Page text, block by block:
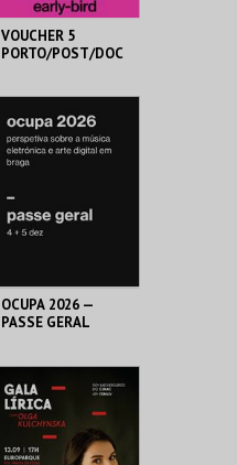
VOUCHER 5
PORTO/POST/DOC
AQUISIÇÃO
COMPRAR
OCUPA 2026 —
PASSE GERAL
AQUISIÇÃO
MAIS INFO